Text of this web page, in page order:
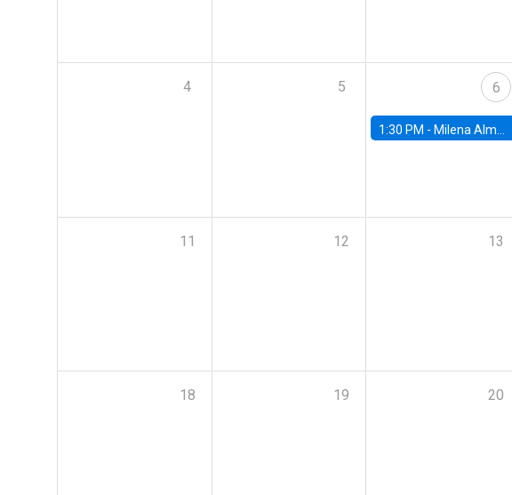
4 5 6
1:30 PM - Milena Almagro, University of ChicagoChicago Booth School of Business
11 12 13
18 19 20